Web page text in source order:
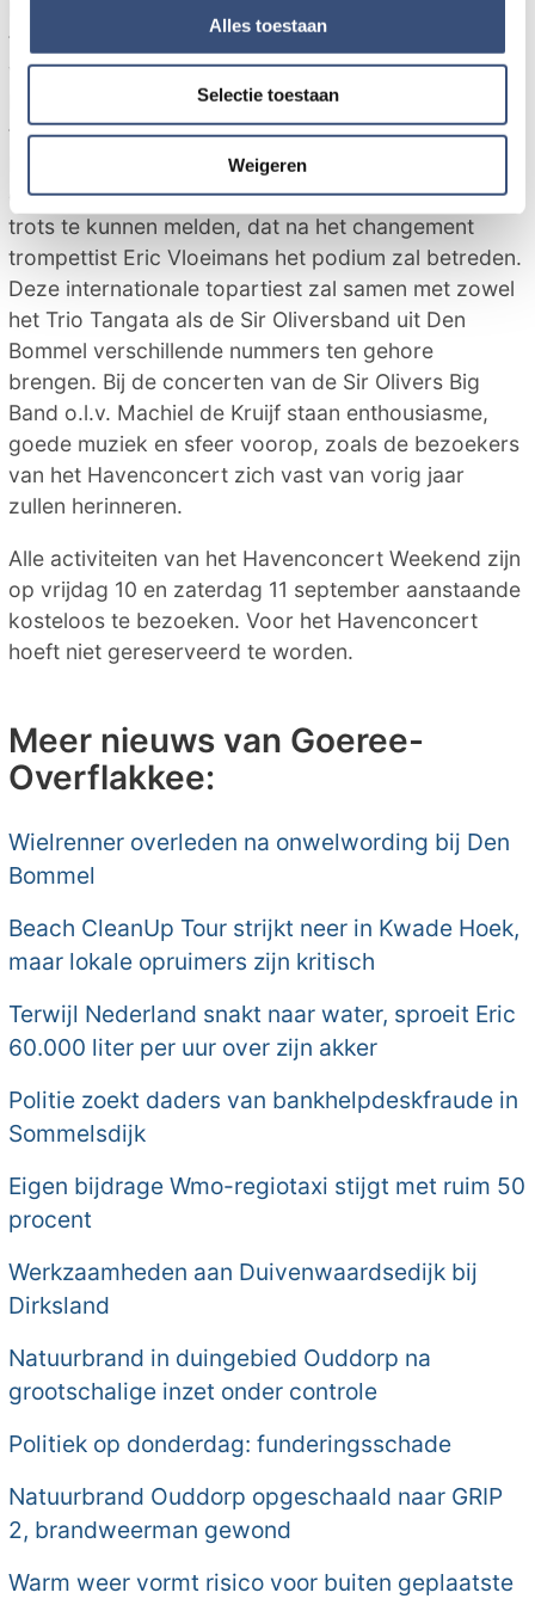
en om ons websiteverkeer te analyseren. Ook delen we
informatie over uw gebruik van onze site met onze
partners kunnen deze gegevens combineren met andere
informatie die u aan ze heeft verstrekt of die ze hebben
verzameld op basis van uw gebruik van hun services.
Alles toestaan
Selectie toestaan
Weigeren
toren. De Koninklijke Fanfare Apollo onder leiding
van dirigent Alex Thyssen opent deze editie van het
Havenconcert. Het programma wordt vervolgd met
tango Trio Tangata, bestaande uit Jacqueline
Edeling (bandonéon), Margreet Markerink (piano)
en op de contrabas Boris Franz. De organisatie is
trots te kunnen melden, dat na het changement
trompettist Eric Vloeimans het podium zal betreden.
Deze internationale topartiest zal samen met zowel
het Trio Tangata als de Sir Oliversband uit Den
Bommel verschillende nummers ten gehore
brengen. Bij de concerten van de Sir Olivers Big
Band o.l.v. Machiel de Kruijf staan enthousiasme,
goede muziek en sfeer voorop, zoals de bezoekers
van het Havenconcert zich vast van vorig jaar
zullen herinneren.
Alle activiteiten van het Havenconcert Weekend zijn
op vrijdag 10 en zaterdag 11 september aanstaande
kosteloos te bezoeken. Voor het Havenconcert
hoeft niet gereserveerd te worden.
Meer nieuws van Goeree-
Overflakkee:
Wielrenner overleden na onwelwording bij Den
Bommel
Beach CleanUp Tour strijkt neer in Kwade Hoek,
maar lokale opruimers zijn kritisch
Terwijl Nederland snakt naar water, sproeit Eric
60.000 liter per uur over zijn akker
Politie zoekt daders van bankhelpdeskfraude in
Sommelsdijk
Eigen bijdrage Wmo-regiotaxi stijgt met ruim 50
procent
Werkzaamheden aan Duivenwaardsedijk bij
Dirksland
Natuurbrand in duingebied Ouddorp na
grootschalige inzet onder controle
Politiek op donderdag: funderingsschade
Natuurbrand Ouddorp opgeschaald naar GRIP
2, brandweerman gewond
Warm weer vormt risico voor buiten geplaatste